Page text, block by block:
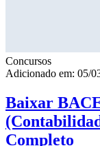
Concursos
Adicionado em: 05/
Baixar
Completo